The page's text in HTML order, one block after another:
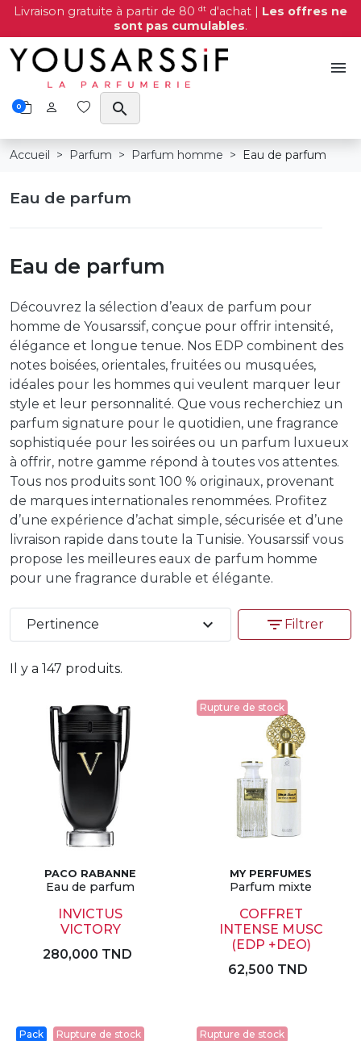
Livraison gratuite à partir de 80 dt d'achat | Les offres ne
sont pas cumulables.
menu
0 search
Accueil Parfum Parfum homme Eau de parfum
Eau de parfum
Eau de parfum
Découvrez la sélection d’eaux de parfum pour
homme de Yousarssif, conçue pour offrir intensité,
élégance et longue tenue. Nos EDP combinent des
notes boisées, orientales, fruitées ou musquées,
idéales pour les hommes qui veulent marquer leur
style et leur personnalité. Que vous recherchiez un
parfum signature pour le quotidien, une fragrance
sophistiquée pour les soirées ou un parfum luxueux
à offrir, notre gamme répond à toutes vos attentes.
Tous nos produits sont 100 % originaux, provenant
de marques internationales renommées. Profitez
d’une expérience d’achat simple, sécurisée et d’une
livraison rapide dans toute la Tunisie. Yousarssif vous
propose les meilleures eaux de parfum homme
pour une fragrance durable et élégante.
Il y a 147 produits.
Pertinence expand_more filter_list Filtrer
PACO RABANNE
Eau de parfum
INVICTUS
VICTORY
280,000 TND
Rupture de stock
MY PERFUMES
Parfum mixte
COFFRET
INTENSE MUSC
(EDP +DEO)
62,500 TND
Pack Rupture de stock Rupture de stock